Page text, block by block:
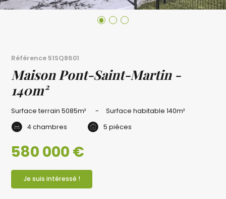
Référence 51SQ8601
Maison Pont-Saint-Martin -
140m²
Surface terrain5085m² Surface habitable140m²
4 chambres
5 pièces
580 000 €
Je suis intéressé !